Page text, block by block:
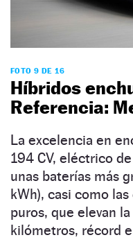
FOTO 9 DE 16
Híbridos
Referencia:
La excelencia en
194 CV, eléctrico
unas baterías más
kWh), casi como
puros, que elevan
kilómetros, récord